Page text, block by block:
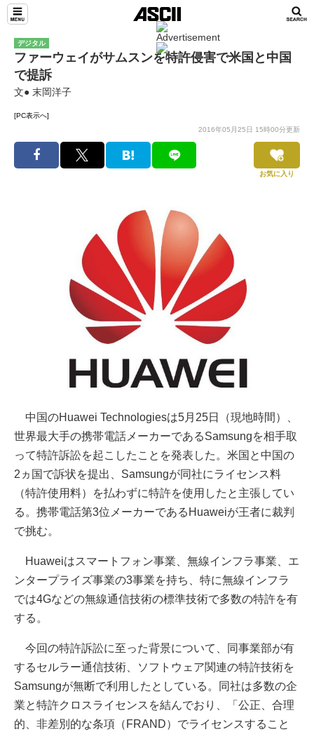
デジタル
ファーウェイがサムスンを特許侵害で米国と中国
で提訴
文● 末岡洋子
[PC表示へ]
2016年05月25日 15時00分更新
お気に入り
中国のHuawei Technologiesは5月25日（現地時間）、
世界最大手の携帯電話メーカーであるSamsungを相手取
って特許訴訟を起こしたことを発表した。米国と中国の
2ヵ国で訴状を提出、Samsungが同社にライセンス料
（特許使用料）を払わずに特許を使用したと主張してい
る。携帯電話第3位メーカーであるHuaweiが王者に裁判
で挑む。
Huaweiはスマートフォン事業、無線インフラ事業、エ
ンタープライズ事業の3事業を持ち、特に無線インフラ
では4Gなどの無線通信技術の標準技術で多数の特許を有
する。
今回の特許訴訟に至った背景について、同事業部が有
するセルラー通信技術、ソフトウェア関連の特許技術を
Samsungが無断で利用したとしている。同社は多数の企
業と特許クロスライセンスを結んでおり、「公正、合理
的、非差別的な条項（FRAND）でライセンスすること